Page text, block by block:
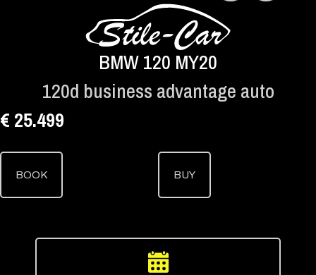
BMW 120 MY20
120d business advantage auto
€ 25.499
BOOK BUY